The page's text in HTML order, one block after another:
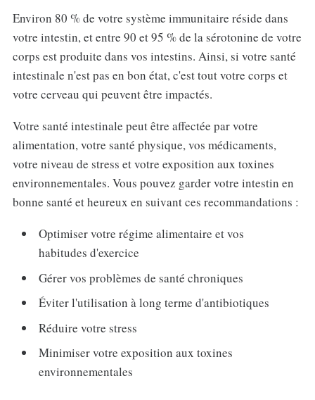
Environ 80 % de votre système immunitaire réside dans
votre intestin, et entre 90 et 95 % de la sérotonine de votre
corps est produite dans vos intestins. Ainsi, si votre santé
intestinale n'est pas en bon état, c'est tout votre corps et
votre cerveau qui peuvent être impactés.
Votre santé intestinale peut être affectée par votre
alimentation, votre santé physique, vos médicaments,
votre niveau de stress et votre exposition aux toxines
environnementales. Vous pouvez garder votre intestin en
bonne santé et heureux en suivant ces recommandations :
Optimiser votre régime alimentaire et vos
habitudes d'exercice
Gérer vos problèmes de santé chroniques
Éviter l'utilisation à long terme d'antibiotiques
Réduire votre stress
Minimiser votre exposition aux toxines
environnementales